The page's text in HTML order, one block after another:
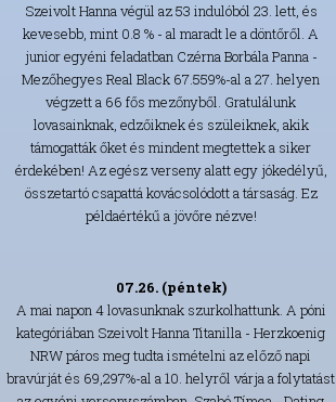
Szeivolt Hanna végül az 53 indulóból 23. lett, és
kevesebb, mint 0.8 % - al maradt le a döntőről. A
junior egyéni feladatban Czérna Borbála Panna -
Mezőhegyes Real Black 67.559%-al a 27. helyen
végzett a 66 fős mezőnyből. Gratulálunk
lovasainknak, edzőiknek és szüleiknek, akik
támogatták őket és mindent megtettek a siker
érdekében! Az egész verseny alatt egy jókedélyű,
összetartó csapattá kovácsolódott a társaság. Ez
példaértékű a jövőre nézve!
07.26. (péntek)
A mai napon 4 lovasunknak szurkolhattunk. A póni
kategóriában Szeivolt Hanna Titanilla - Herzkoenig
NRW páros meg tudta ismételni az előző napi
bravúrját és 69,297%-al a 10. helyről várja a folytatást